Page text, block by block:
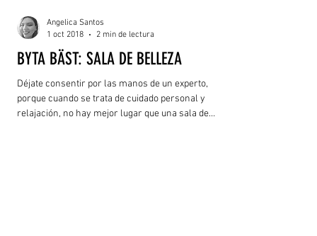
BYTA BÄST: SALA DE BELLEZA
Déjate consentir por las manos de un experto,
porque cuando se trata de cuidado personal y
relajación, no hay mejor lugar que una sala de
Angelica Santos
1 oct 2018
2 min de lectura